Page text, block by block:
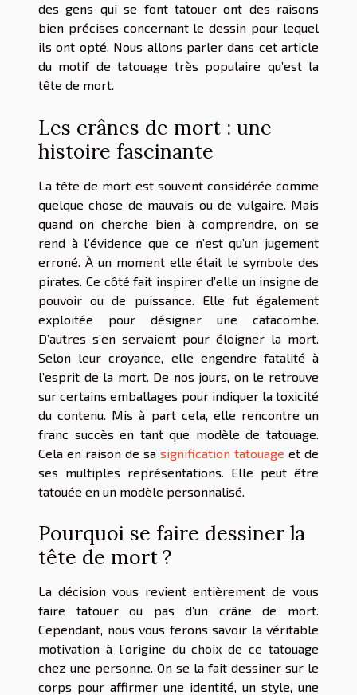
des gens qui se font tatouer ont des raisons
bien précises concernant le dessin pour lequel
ils ont opté. Nous allons parler dans cet article
du motif de tatouage très populaire qu’est la
tête de mort.
Les crânes de mort : une
histoire fascinante
La tête de mort est souvent considérée comme
quelque chose de mauvais ou de vulgaire. Mais
quand on cherche bien à comprendre, on se
rend à l’évidence que ce n’est qu’un jugement
erroné. À un moment elle était le symbole des
pirates. Ce côté fait inspirer d’elle un insigne de
pouvoir ou de puissance. Elle fut également
exploitée pour désigner une catacombe.
D’autres s’en servaient pour éloigner la mort.
Selon leur croyance, elle engendre fatalité à
l’esprit de la mort. De nos jours, on le retrouve
sur certains emballages pour indiquer la toxicité
du contenu. Mis à part cela, elle rencontre un
franc succès en tant que modèle de tatouage.
Cela en raison de sa signification tatouage et de
ses multiples représentations. Elle peut être
tatouée en un modèle personnalisé.
Pourquoi se faire dessiner la
tête de mort ?
La décision vous revient entièrement de vous
faire tatouer ou pas d’un crâne de mort.
Cependant, nous vous ferons savoir la véritable
motivation à l’origine du choix de ce tatouage
chez une personne. On se la fait dessiner sur le
corps pour affirmer une identité, un style, une